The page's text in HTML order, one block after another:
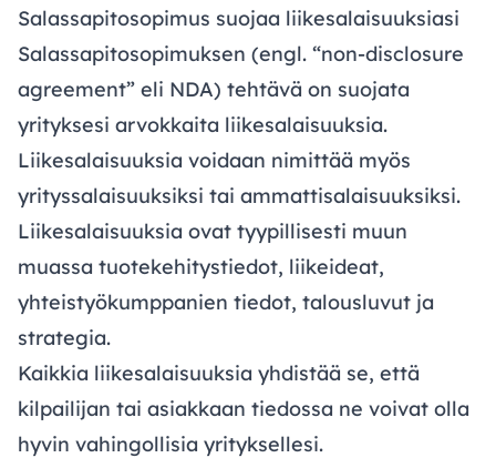
Salassapitosopimus suojaa liikesalaisuuksiasi
Salassapitosopimuksen (engl. “non-disclosure
agreement” eli NDA) tehtävä on suojata
yrityksesi arvokkaita liikesalaisuuksia.
Liikesalaisuuksia voidaan nimittää myös
yrityssalaisuuksiksi tai ammattisalaisuuksiksi.
Liikesalaisuuksia ovat tyypillisesti muun
muassa tuotekehitystiedot, liikeideat,
yhteistyökumppanien tiedot, talousluvut ja
strategia.
Kaikkia liikesalaisuuksia yhdistää se, että
kilpailijan tai asiakkaan tiedossa ne voivat olla
hyvin vahingollisia yrityksellesi.